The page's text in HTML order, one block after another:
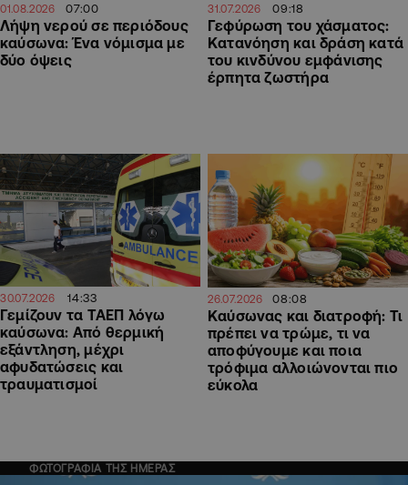
01.08.2026 07:00
Λήψη νερού σε περιόδους
καύσωνα: Ένα νόμισμα με
δύο όψεις
31.07.2026 09:18
Γεφύρωση του χάσματος:
Κατανόηση και δράση κατά
του κινδύνου εμφάνισης
έρπητα ζωστήρα
30.07.2026 14:33
Γεμίζουν τα ΤΑΕΠ λόγω
καύσωνα: Από θερμική
εξάντληση, μέχρι
αφυδατώσεις και
τραυματισμοί
26.07.2026 08:08
Καύσωνας και διατροφή: Τι
πρέπει να τρώμε, τι να
αποφύγουμε και ποια
τρόφιμα αλλοιώνονται πιο
εύκολα
ΦΩΤΟΓΡΑΦΙΑ ΤΗΣ ΗΜΕΡΑΣ